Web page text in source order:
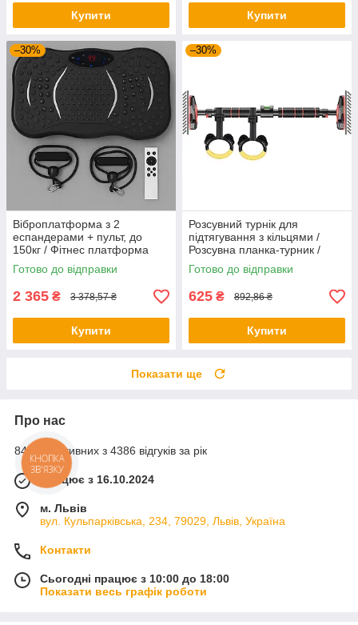
Купити Купити
–30%
Віброплатформа з 2
еспандерами + пульт, до
150кг / Фітнес платформа
для вправ на все тіло
Готово до відправки
2 365 ₴ 3 378,57 ₴
Купити
–30%
Розсувний турнік для
підтягування з кільцями /
Розсувна планка-турник /
Турнік у дверний отвір
Готово до відправки
625 ₴ 892,86 ₴
Купити
Показати ще
Про нас
84% позитивних з 4386 відгуків за рік
Працює з 16.10.2024
м. Львів
вул. Кульпарківська, 234, 79029, Львів, Україна
Контакти
Сьогодні працює з 10:00 до 18:00
Показати весь графік роботи
КНОПКА
ЗВ'ЯЗКУ